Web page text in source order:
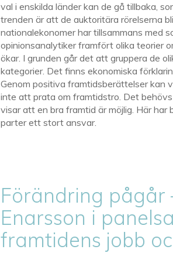
val i enskilda länder kan de gå tillbaka,
trenden är att de auktoritära rörelserna
nationalekonomer har tillsammans med
opinionsanalytiker framfört olika teorier
ökar. I grunden går det att gruppera de
kategorier. Det finns ekonomiska
Genom positiva framtidsberättelser kan
inte att prata om framtidstro. Det
visar att en bra framtid är möjlig. Här
parter ett stort ansvar.
Förändring pågår
Enarsson i
framtidens jobb